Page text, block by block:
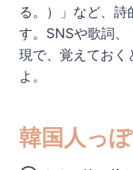
る。）」など、詩
す。SNSや歌詞
現で、覚えておく
よ。
韓国人っ